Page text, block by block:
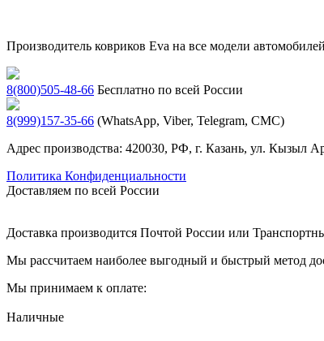
Производитель ковриков Eva на все модели
8(800)505-48-66 Бесплатно по всей России
8(999)157-35-66 (WhatsApp, Viber, Telegram, СМС)
Адрес производства: 420030, РФ, г. Казань, ул. Кызыл
Политика Конфиденциальности
Доставляем по всей России
Доставка производится Почтой России или
Мы рассчитаем наиболее выгодный и быстрый метод
Мы принимаем к оплате:
Наличные